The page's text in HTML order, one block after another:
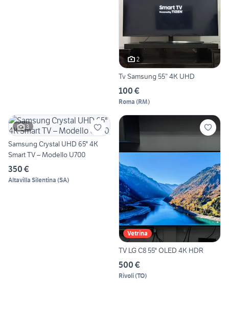
2
Tv Samsung 55” 4K UHD
100 €
Roma (RM)
3
Samsung Crystal UHD 65" 4K
Smart TV – Modello U700
350 €
Altavilla Silentina (SA)
Vetrina
TV LG C8 55" OLED 4K HDR
500 €
Rivoli(TO)